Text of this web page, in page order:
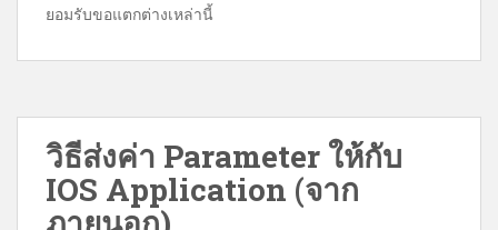
ยอมรับขอแตกต่างเหล่านี้
วิธีส่งค่า Parameter ให้กับ
IOS Application (จาก